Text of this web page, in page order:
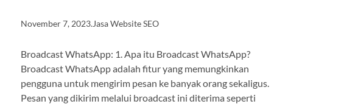
November 7, 2023.Jasa Website SEO
Broadcast WhatsApp: 1. Apa itu Broadcast WhatsApp?
Broadcast WhatsApp adalah fitur yang memungkinkan
pengguna untuk mengirim pesan ke banyak orang sekaligus.
Pesan yang dikirim melalui broadcast ini diterima seperti